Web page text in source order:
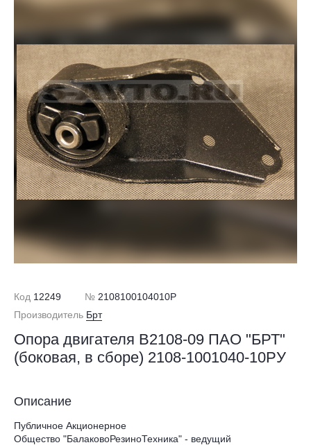
Код 12249 № 2108100104010P
Производитель Брт
Опора двигателя В2108-09 ПАО "БРТ"
(боковая, в сборе) 2108-1001040-10РУ
Описание
Публичное Акционерное
Общество "БалаковоРезиноТехника" - ведущий